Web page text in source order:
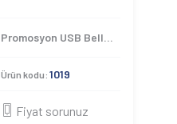
Promosyon USB Bellekler 1019
Ürün kodu: 1019
Fiyat sorunuz